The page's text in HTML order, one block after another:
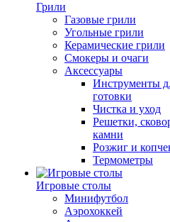
Грили
Газовые грили
Угольные грили
Керамические грили
Смокеры и очаги
Аксессуары
Инструменты
готовки
Чистка и уход
Решетки,
камни
Розжиг и
Термометры
Игровые столы
Минифутбол
Аэрохоккей